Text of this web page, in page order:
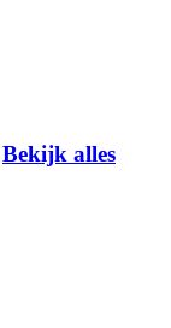
Bekijk alles